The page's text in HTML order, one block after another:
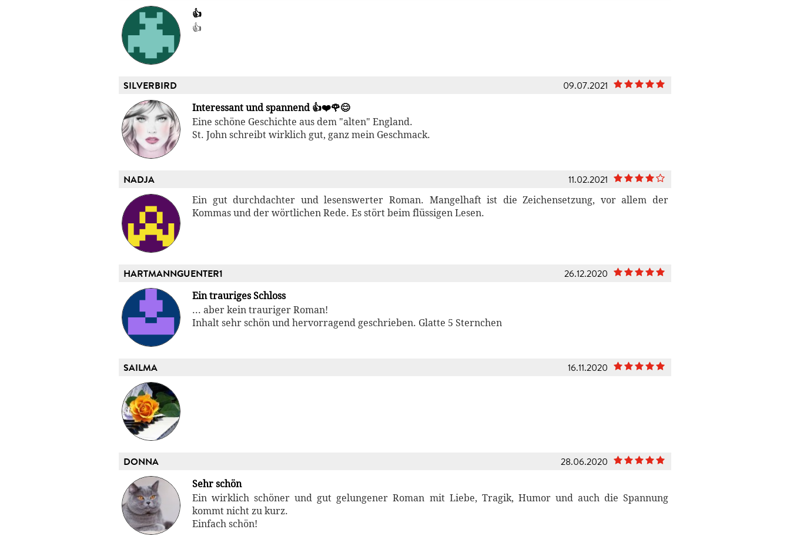
👍
👍
SILVERBIRD 09.07.2021
Interessant und spannend 👍❤️🌹😊
Eine schöne Geschichte aus dem "alten" England.
St. John schreibt wirklich gut, ganz mein Geschmack.
NADJA 11.02.2021
Ein gut durchdachter und lesenswerter Roman. Mangelhaft ist die Zeichensetzung, vor allem der
Kommas und der wörtlichen Rede. Es stört beim flüssigen Lesen.
HARTMANNGUENTER1 26.12.2020
Ein trauriges Schloss
... aber kein trauriger Roman!
Inhalt sehr schön und hervorragend geschrieben. Glatte 5 Sternchen
SAILMA 16.11.2020
DONNA 28.06.2020
Sehr schön
Ein wirklich schöner und gut gelungener Roman mit Liebe, Tragik, Humor und auch die Spannung
kommt nicht zu kurz.
Einfach schön!